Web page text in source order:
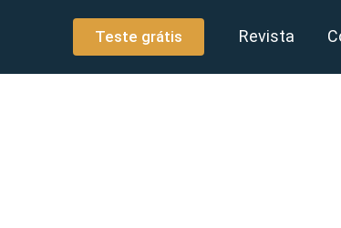
Teste grátis Revista